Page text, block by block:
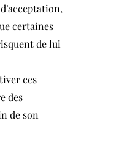
certaines
de lui
ces
des
de son